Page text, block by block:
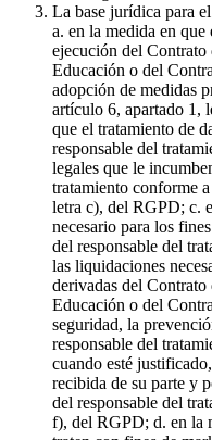
La base jurídica para
a. en la medida en que
ejecución del
Educación o del
adopción de medidas
artículo 6, apartado 1,
que el tratamiento de
responsable del
legales que le
tratamiento conforme
letra c), del RGPD; c.
necesario para los
del responsable del
las liquidaciones
derivadas del
Educación o del
seguridad, la
responsable del
cuando esté
recibida de su parte y
del responsable del
f), del RGPD; d. en la